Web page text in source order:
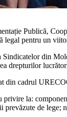
Publică,
legal pentru un
Sindicatelor din
drepturilor
ca­drul
la:
de lege;